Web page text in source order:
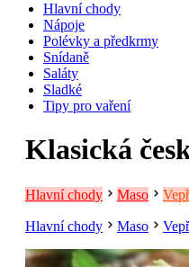
Hlavní chody
Nápoje
Polévky a předkrmy
Snídaně
Saláty
Sladké
Tipy pro vaření
Klasická
Hlavní chody Maso
Hlavní chody Maso